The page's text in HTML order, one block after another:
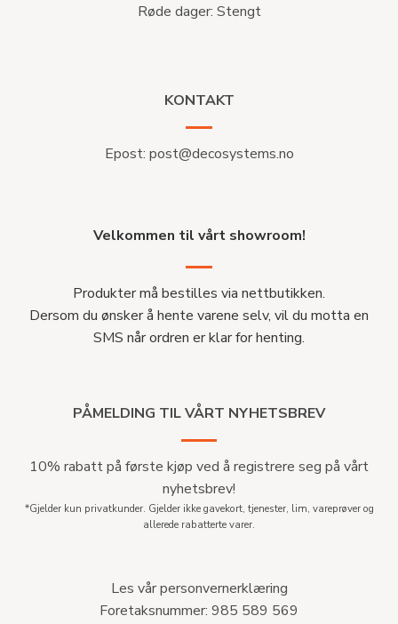
Røde dager: Stengt
KONTAKT
Epost: post@decosystems.no
Velkommen til vårt showroom!
Produkter må bestilles via nettbutikken.
Dersom du ønsker å hente varene selv, vil du motta en
SMS når ordren er klar for henting.
PÅMELDING TIL VÅRT NYHETSBREV
10% rabatt på første kjøp ved å registrere seg på vårt
nyhetsbrev!
*Gjelder kun privatkunder. Gjelder ikke gavekort, tjenester, lim, vareprøver og
allerede rabatterte varer.
Les vår personvernerklæring
Foretaksnummer: 985 589 569